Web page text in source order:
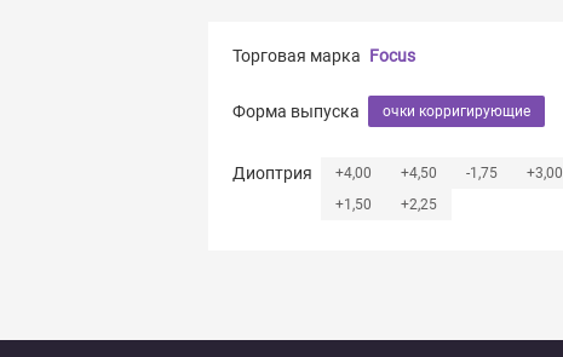
Торговая марка Focus
Форма выпуска очки корригирующие
Диоптрия +4,00 +4,50 -1,75 +3,00
+1,50
+2,25